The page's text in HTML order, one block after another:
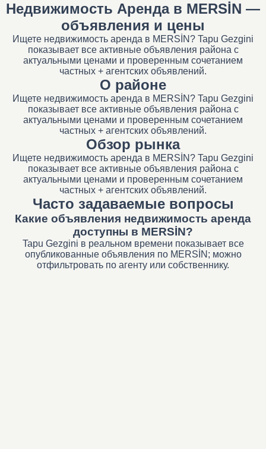
Недвижимость Аренда в MERSİN —
объявления и цены
Ищете недвижимость аренда в MERSİN? Tapu Gezgini
показывает все активные объявления района с
актуальными ценами и проверенным сочетанием
частных + агентских объявлений.
О районе
Ищете недвижимость аренда в MERSİN? Tapu Gezgini
показывает все активные объявления района с
актуальными ценами и проверенным сочетанием
частных + агентских объявлений.
Обзор рынка
Ищете недвижимость аренда в MERSİN? Tapu Gezgini
показывает все активные объявления района с
актуальными ценами и проверенным сочетанием
частных + агентских объявлений.
Часто задаваемые вопросы
Какие объявления недвижимость аренда
доступны в MERSİN?
Tapu Gezgini в реальном времени показывает все
опубликованные объявления по MERSİN; можно
отфильтровать по агенту или собственнику.